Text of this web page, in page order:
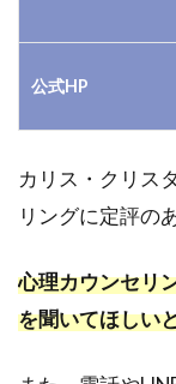
公式HP
カリス・クリス
リングに定評の
心理カウンセリ
を聞いてほしい